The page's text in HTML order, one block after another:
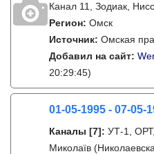
Канал 11, Зодиак,
Регион: Омск
Источник: Омская
Добавил на сайт:
20:29:45)
01-05-1995 - 07-05-
Каналы [7]: УТ-1,
Миколаїв